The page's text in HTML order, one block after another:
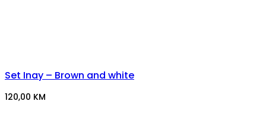
Set Inay – Brown and white
120,00 KM